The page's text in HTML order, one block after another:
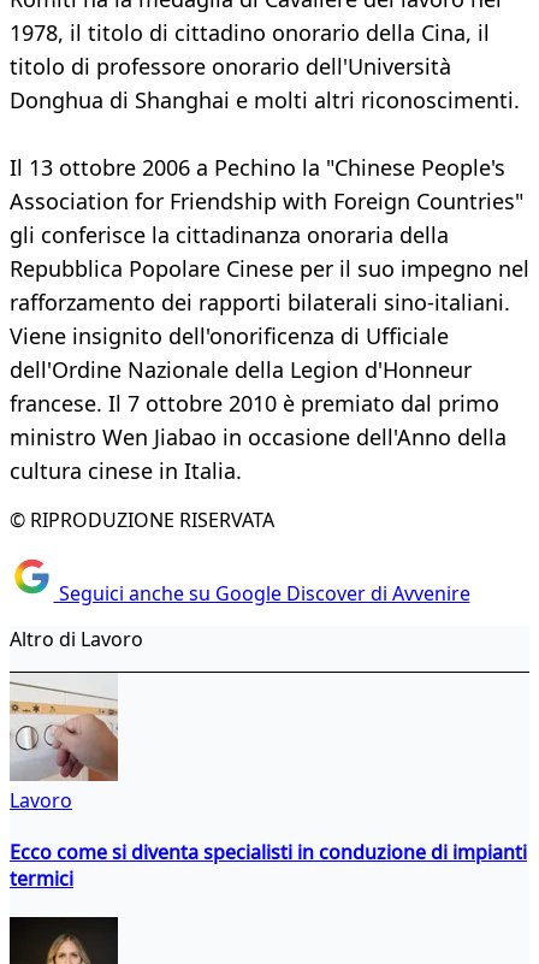
1978, il titolo di cittadino onorario della Cina, il
titolo di professore onorario dell'Università
Donghua di Shanghai e molti altri riconoscimenti.
Il 13 ottobre 2006 a Pechino la "Chinese People's
Association for Friendship with Foreign Countries"
gli conferisce la cittadinanza onoraria della
Repubblica Popolare Cinese per il suo impegno nel
rafforzamento dei rapporti bilaterali sino-italiani.
Viene insignito dell'onorificenza di Ufficiale
dell'Ordine Nazionale della Legion d'Honneur
francese. Il 7 ottobre 2010 è premiato dal primo
ministro Wen Jiabao in occasione dell'Anno della
cultura cinese in Italia.
© RIPRODUZIONE RISERVATA
Seguici anche su Google Discover di Avvenire
Altro di Lavoro
Lavoro
Ecco come si diventa specialisti in conduzione di impianti
termici